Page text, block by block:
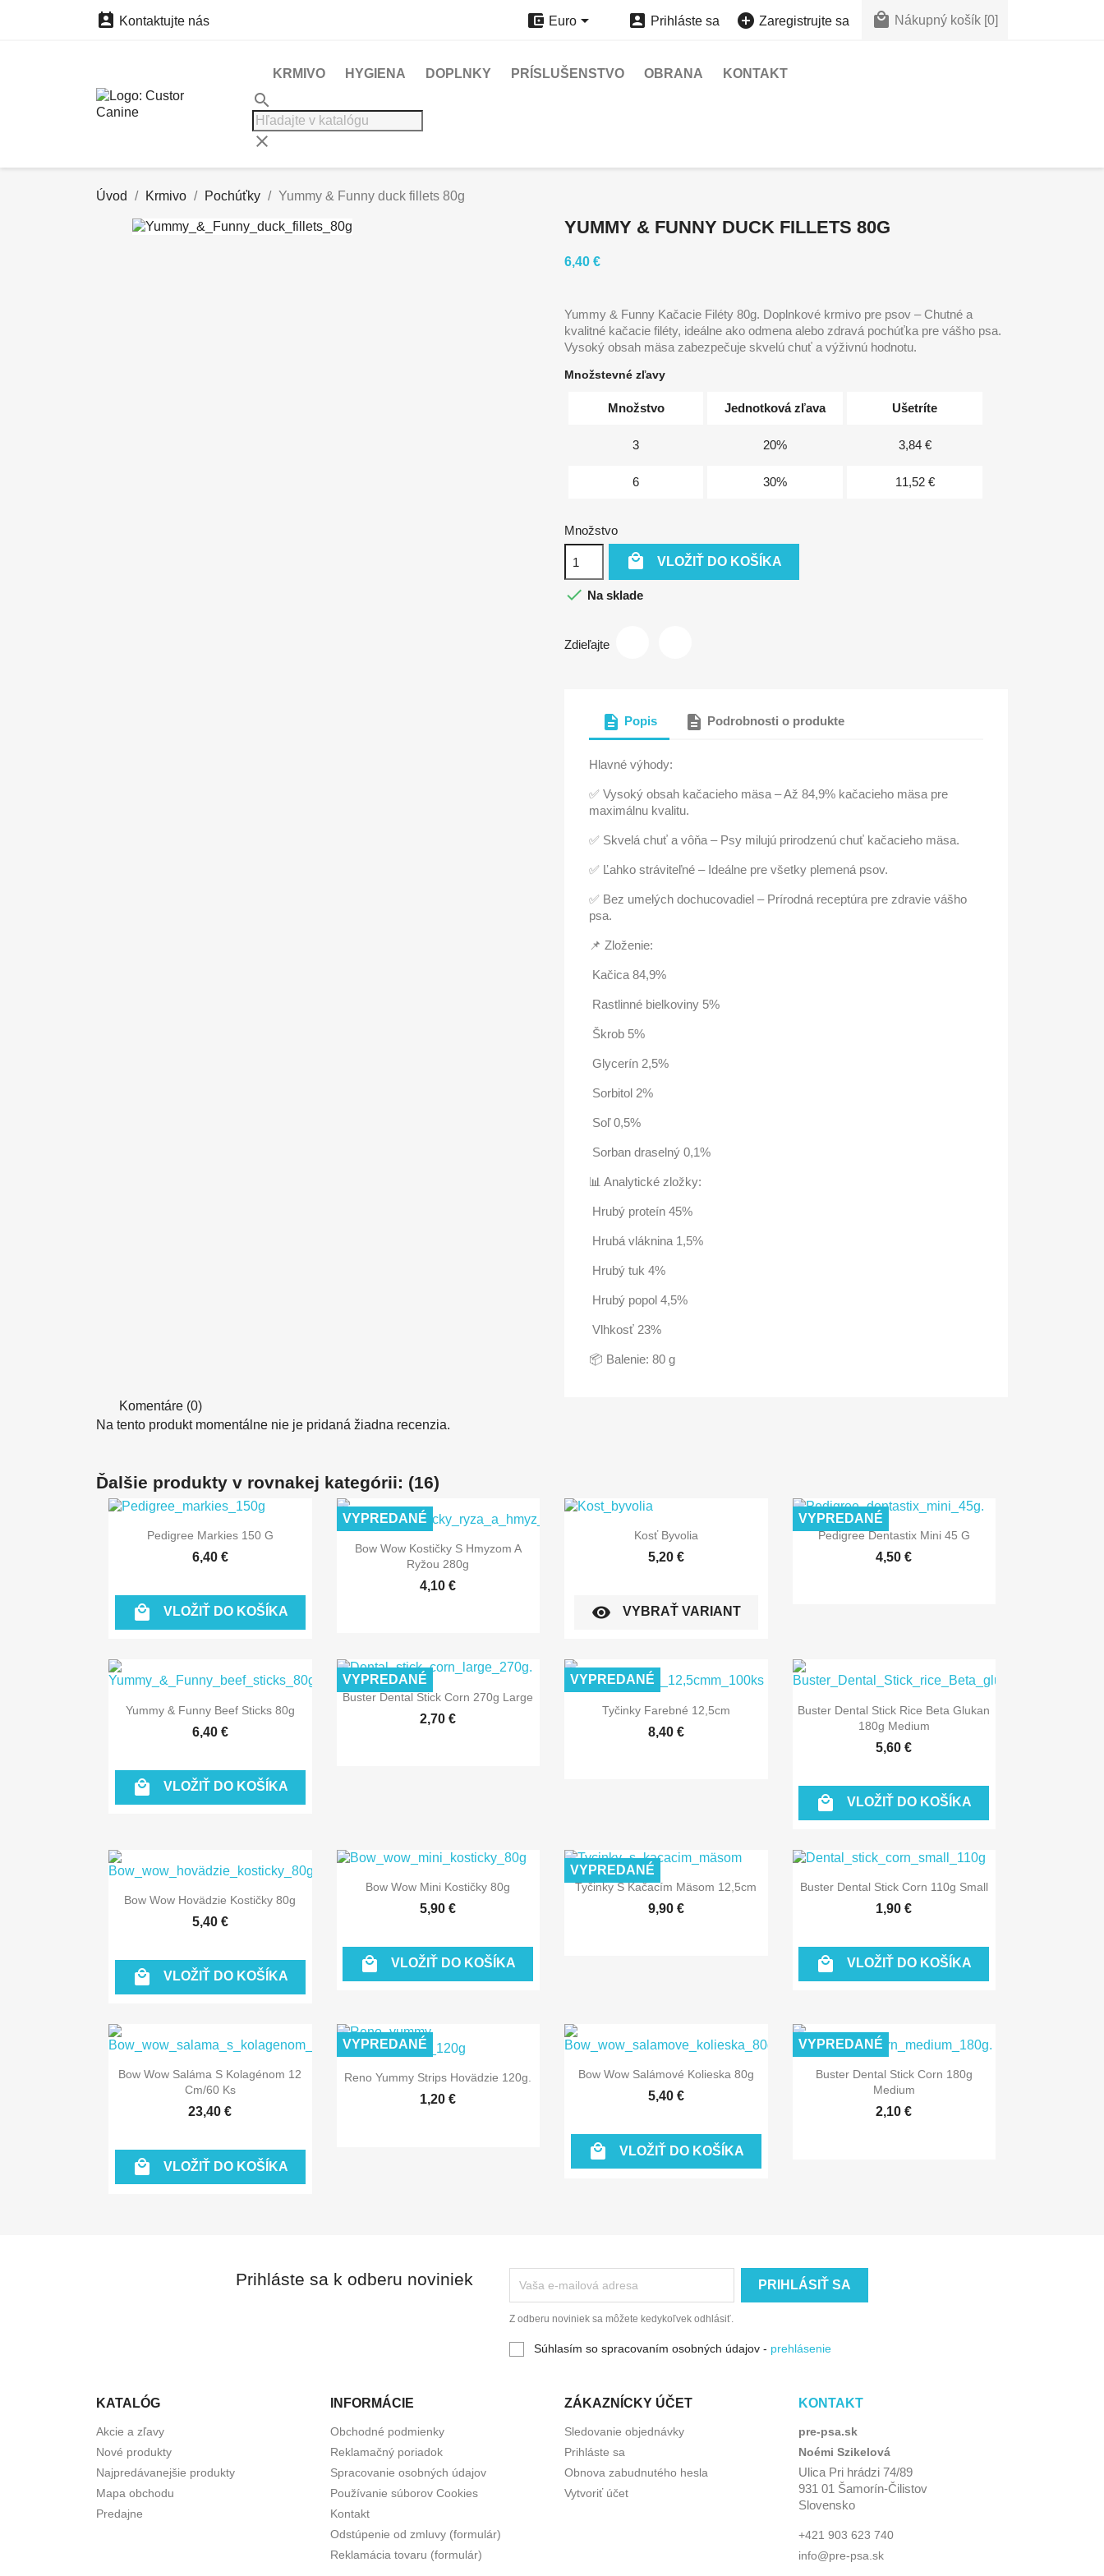
 Kontaktujte nás  Euro  Prihláste sa  Zaregistrujte sa  Nákupný košík [0]
KRMIVO HYGIENA DOPLNKY PRÍSLUŠENSTVO OBRANA KONTAKT
search
clear
Úvod Krmivo Pochúťky Yummy & Funny duck fillets 80g
YUMMY & FUNNY DUCK FILLETS 80G
6,40 €
Yummy & Funny Kačacie Filéty 80g. Doplnkové krmivo pre psov – Chutné a
kvalitné kačacie filéty, ideálne ako odmena alebo zdravá pochúťka pre vášho psa.
Vysoký obsah mäsa zabezpečuje skvelú chuť a výživnú hodnotu.
Množstevné zľavy
Množstvo Jednotková zľava Ušetríte
3 20% 3,84 €
6 30% 11,52 €
Množstvo
 VLOŽIŤ DO KOŠÍKA
 Na sklade
Zdieľajte
description Popis description Podrobnosti o produkte
Hlavné výhody:
✅ Vysoký obsah kačacieho mäsa – Až 84,9% kačacieho mäsa pre
maximálnu kvalitu.
✅ Skvelá chuť a vôňa – Psy milujú prirodzenú chuť kačacieho mäsa.
✅ Ľahko stráviteľné – Ideálne pre všetky plemená psov.
✅ Bez umelých dochucovadiel – Prírodná receptúra pre zdravie vášho
psa.
📌 Zloženie:
Kačica 84,9%
Rastlinné bielkoviny 5%
Škrob 5%
Glycerín 2,5%
Sorbitol 2%
Soľ 0,5%
Sorban draselný 0,1%
📊 Analytické zložky:
Hrubý proteín 45%
Hrubá vláknina 1,5%
Hrubý tuk 4%
Hrubý popol 4,5%
Vlhkosť 23%
📦 Balenie: 80 g
Komentáre (0)
Na tento produkt momentálne nie je pridaná žiadna recenzia.
Ďalšie produkty v rovnakej kategórii: (16)
Rýchly náhľad
Pedigree Markies 150 G
6,40 €
 VLOŽIŤ DO KOŠÍKA
Rýchly náhľad
Bow Wow Kostičky S Hmyzom A
Ryžou 280g
4,10 €
VYPREDANÉ
Rýchly náhľad
Kosť Byvolia
5,20 €
visibility VYBRAŤ VARIANT
Rýchly náhľad
Pedigree Dentastix Mini 45 G
4,50 €
VYPREDANÉ
 Rýchly náhľad
Yummy & Funny Beef Sticks 80g
6,40 €
 VLOŽIŤ DO KOŠÍKA
Rýchly náhľad
Buster Dental Stick Corn 270g Large
2,70 €
VYPREDANÉ
Rýchly náhľad
Tyčinky Farebné 12,5cm
8,40 €
VYPREDANÉ
Rýchly náhľad
Buster Dental Stick Rice Beta Glukan
180g Medium
5,60 €
 VLOŽIŤ DO KOŠÍKA
 Rýchly náhľad
Bow Wow Hovädzie Kostičky 80g
5,40 €
 VLOŽIŤ DO KOŠÍKA
Rýchly náhľad
Bow Wow Mini Kostičky 80g
5,90 €
 VLOŽIŤ DO KOŠÍKA
Rýchly náhľad
Tyčinky S Kačacím Mäsom 12,5cm
9,90 €
VYPREDANÉ
Rýchly náhľad
Buster Dental Stick Corn 110g Small
1,90 €
 VLOŽIŤ DO KOŠÍKA
Rýchly náhľad
Bow Wow Saláma S Kolagénom 12
Cm/60 Ks
23,40 €
 VLOŽIŤ DO KOŠÍKA
Rýchly náhľad
Reno Yummy Strips Hovädzie 120g.
1,20 €
VYPREDANÉ
 Rýchly náhľad
Bow Wow Salámové Kolieska 80g
5,40 €
 VLOŽIŤ DO KOŠÍKA
Rýchly náhľad
Buster Dental Stick Corn 180g
Medium
2,10 €
VYPREDANÉ
Prihláste sa k odberu noviniek
Z odberu noviniek sa môžete kedykoľvek odhlásiť.
Súhlasím so spracovaním osobných údajov - prehlásenie
KATALÓG
Akcie a zľavy
Nové produkty
Najpredávanejšie produkty
Mapa obchodu
Predajne
INFORMÁCIE
Obchodné podmienky
Reklamačný poriadok
Spracovanie osobných údajov
Používanie súborov Cookies
Kontakt
Odstúpenie od zmluvy (formulár)
Reklamácia tovaru (formulár)
ZÁKAZNÍCKY ÚČET
Sledovanie objednávky
Prihláste sa
Obnova zabudnutého hesla
Vytvoriť účet
KONTAKT
pre-psa.sk
Noémi Szikelová
Ulica Pri hrádzi 74/89
931 01 Šamorín-Čilistov
Slovensko
+421 903 623 740
info@pre-psa.sk